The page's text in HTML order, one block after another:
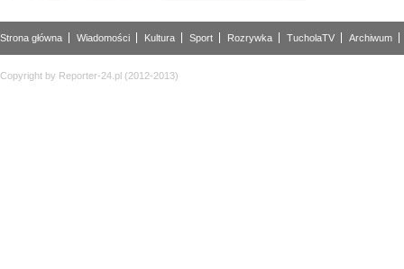
Strona główna Wiadomości Kultura Sport Rozrywka TucholaTV Archiwum
Copyright by Reporter-24.pl (2012-2013)